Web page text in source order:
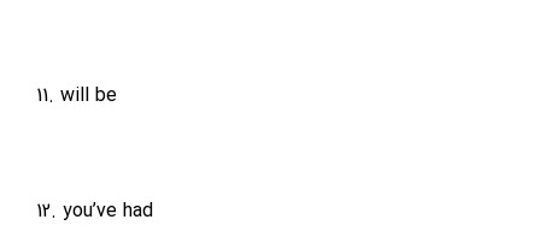
11. will be
12. you’ve had